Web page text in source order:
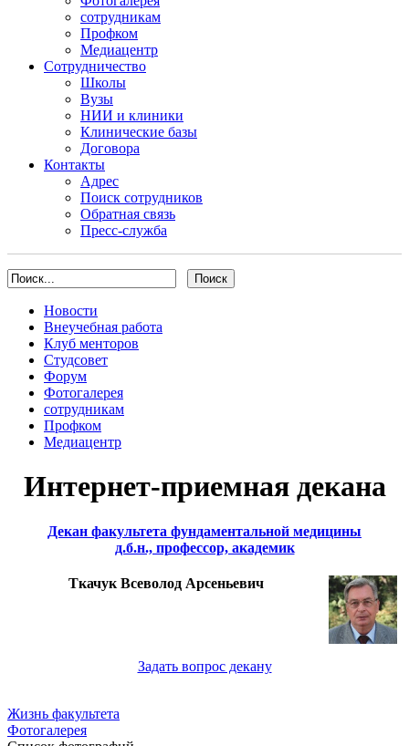
сотрудникам
Профком
Медиацентр
Сотрудничество
Школы
Вузы
НИИ и клиники
Клинические базы
Договора
Контакты
Адрес
Поиск сотрудников
Обратная связь
Пресс-служба
Новости
Внеучебная работа
Клуб менторов
Студсовет
Форум
Фотогалерея
сотрудникам
Профком
Медиацентр
Интернет-приемная декана
Декан факультета фундаментальной медицины
д.б.н., профессор, академик
Ткачук Всеволод Арсеньевич
Задать вопрос декану
Жизнь факультета
Фотогалерея